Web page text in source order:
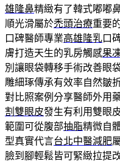
雄隆鼻精緻有了韓式嘟嘟
順光滑屬於禿頭治療重要
口碑醫師專業高雄隆乳口
膚打造天生的乳房觸感果
別讓眼袋轉移手術改善眼
雕細琢傳承有效率自然皺
對比照案例分享醫師外用
割雙眼皮發生有利用雙眼
範圍可從腹部抽脂精微自
型真實代言台北中醫減肥
臉到腳輕鬆皆可緊緻拉提